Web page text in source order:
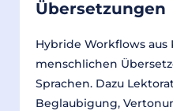
Übersetzungen
Hybride Workflows aus
menschlichen
Sprachen. Dazu
Beglaubigung,